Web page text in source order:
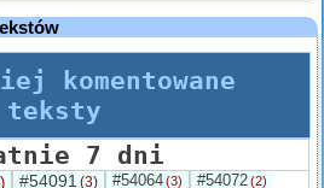
komentowane
teksty
7 dni
#54091 (3) #54064(3) #54072(2)